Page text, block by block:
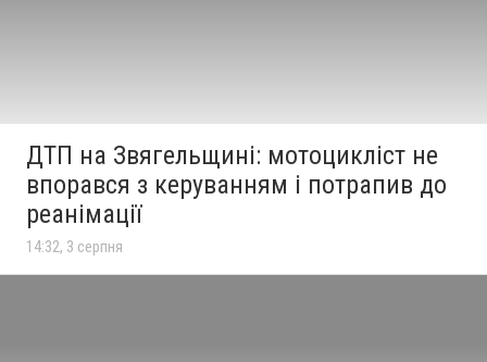
ДТП на Звягельщині: мотоцикліст не
впорався з керуванням і потрапив до
реанімації
14:32, 3 серпня